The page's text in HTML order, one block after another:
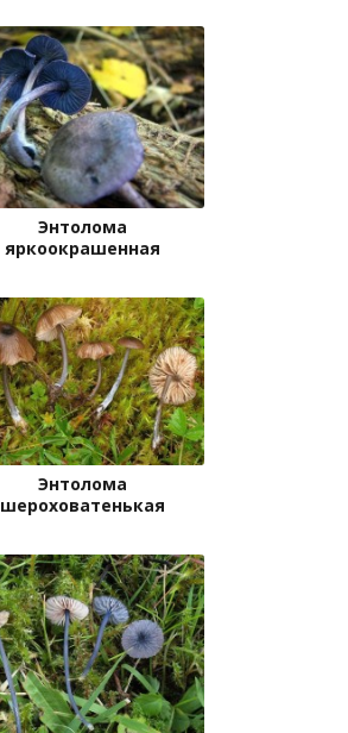
Энтолома
яркоокрашенная
Энтолома
шероховатенькая